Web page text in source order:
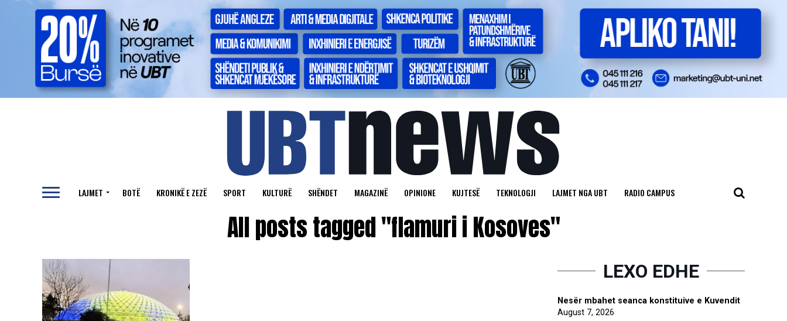
LAJMET BOTË KRONIKË E ZEZË SPORT KULTURË SHËNDET MAGAZINË OPINIONE KUJTESË TEKNOLOGJI LAJMET NGA UBT RADIO CAMPUS
All posts tagged "flamuri i Kosoves"
LEXO EDHE
Nesër mbahet seanca konstituive e Kuvendit
August 7, 2026